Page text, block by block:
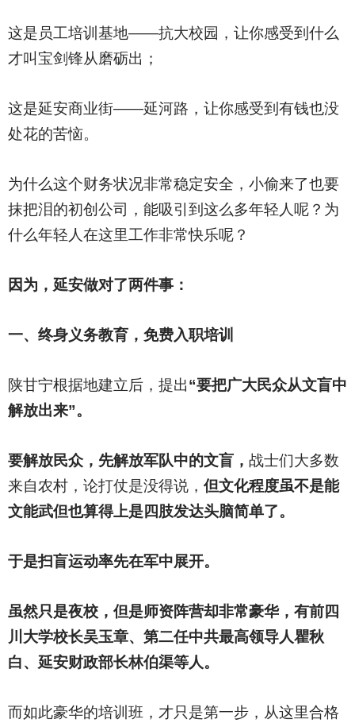
这是员工培训基地——抗大校园，让你感受到什么
才叫宝剑锋从磨砺出；
这是延安商业街——延河路，让你感受到有钱也没
处花的苦恼。
为什么这个财务状况非常稳定安全，小偷来了也要
抹把泪的初创公司，能吸引到这么多年轻人呢？为
什么年轻人在这里工作非常快乐呢？
因为，延安做对了两件事：
一、终身义务教育，免费入职培训
陕甘宁根据地建立后，提出“要把广大民众从文盲中
解放出来”。
要解放民众，先解放军队中的文盲， 战士们大多数
来自农村，论打仗是没得说， 但文化程度虽不是能
文能武但也算得上是四肢发达头脑简单了。
于是扫盲运动率先在军中展开。
虽然只是夜校，但是师资阵营却非常豪华，有前四
川大学校长吴玉章、第二任中共最高领导人瞿秋
白、延安财政部长林伯渠等人。
而如此豪华的培训班，才只是第一步，从这里合格